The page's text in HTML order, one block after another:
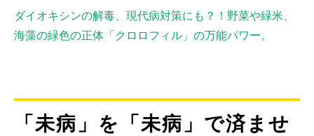
ダイオキシンの解毒、現代病対策にも？！野菜や緑米、
海藻の緑色の正体「クロロフィル」の万能パワー。
「未病」を「未病」で済ませ